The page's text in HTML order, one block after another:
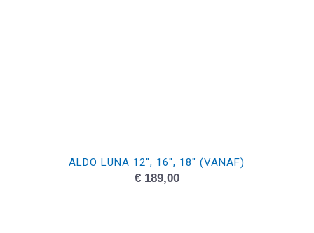
ALDO LUNA 12″, 16″, 18″ (VANAF)
€189,00